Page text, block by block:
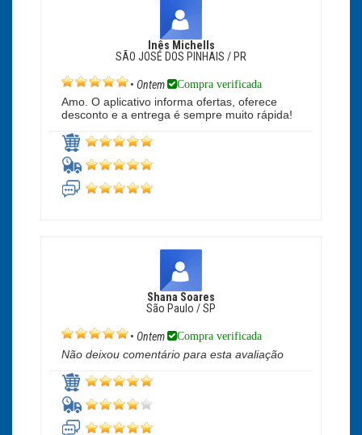
Inês Michells
SÃO JOSÉ DOS PINHAIS / PR
• Ontem Compra verificada
Amo. O aplicativo informa ofertas, oferece
desconto e a entrega é sempre muito rápida!
Shana Soares
São Paulo / SP
• Ontem Compra verificada
Não deixou comentário para esta avaliação